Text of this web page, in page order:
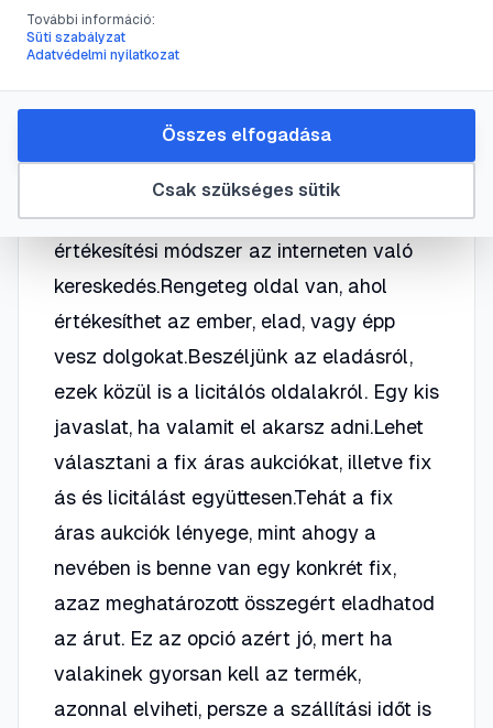
módszer
#ár #aukció #eladás #értékesítés
Az interneten egyszerűen már mindenre
lehetőségünk van. A legkönnyebb
értékesítési módszer az interneten való
kereskedés.Rengeteg oldal van, ahol
értékesíthet az ember, elad, vagy épp
vesz dolgokat.Beszéljünk az eladásról,
ezek közül is a licitálós oldalakról. Egy kis
javaslat, ha valamit el akarsz adni.Lehet
választani a fix áras aukciókat, illetve fix
ás és licitálást együttesen.Tehát a fix
áras aukciók lényege, mint ahogy a
nevében is benne van egy konkrét fix,
azaz meghatározott összegért eladhatod
az árut. Ez az opció azért jó, mert ha
valakinek gyorsan kell az termék,
azonnal elviheti, persze a szállítási időt is
További információ:
Süti szabályzat
Adatvédelmi nyilatkozat
Csak szükséges sütik
Összes elfogadása